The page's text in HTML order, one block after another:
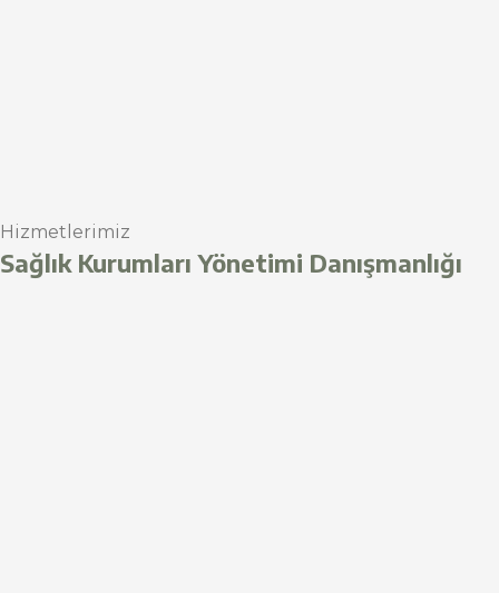
Hizmetlerimiz
Sağlık Kurumları Yönetimi Danışmanlığı